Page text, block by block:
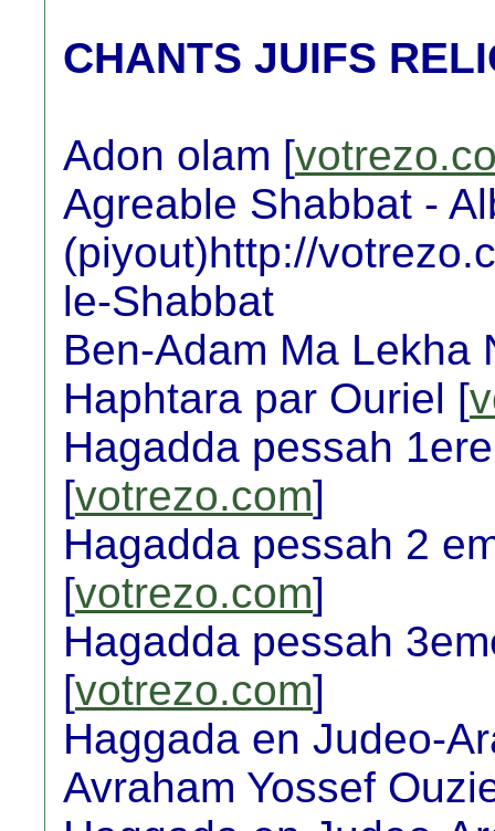
CHANTS JUIFS
Adon olam [
Agreable Shabbat -
(piyout)http://
le-Shabbat
Ben-Adam Ma Lekha
Haphtara par Ouriel [
Hagadda pessah
[votrezo.com]
Hagadda pessah 2
[votrezo.com]
Hagadda pessah
[votrezo.com]
Haggada en Judeo-
Avraham Yossef